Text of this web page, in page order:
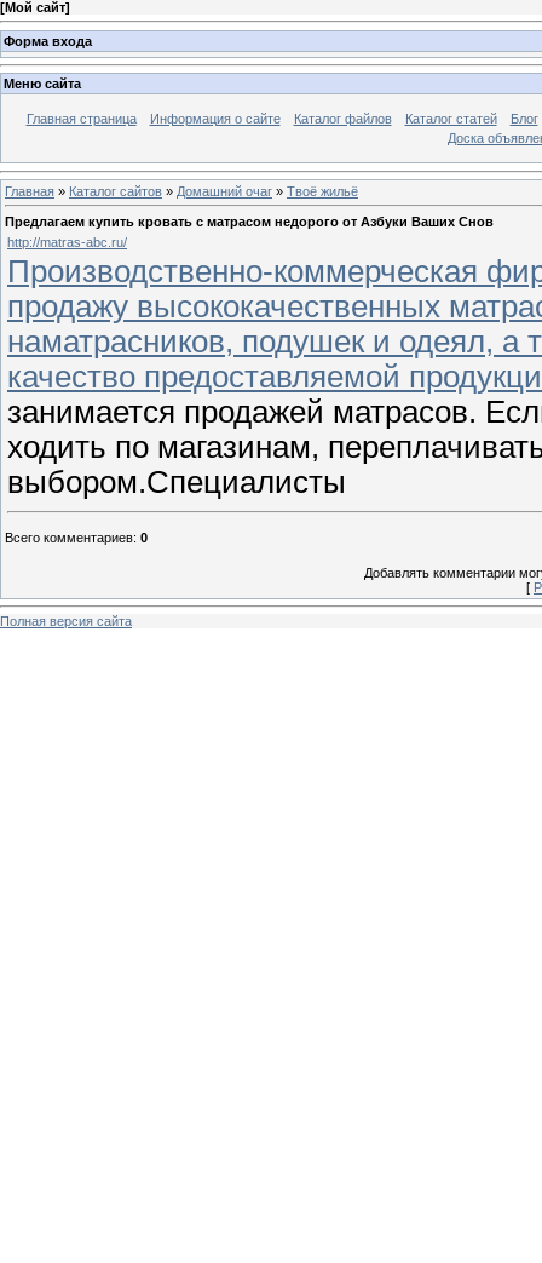
[Мой сайт]
Форма входа
Меню сайта
Главная страница Информация о сайте Каталог файлов Каталог статей
Блог
Доска
Главная » Каталог сайтов » Домашний очаг » Твоё жильё
Предлагаем купить кровать с матрасом недорого от Азбуки Ваших Снов
http://matras-abc.ru/
Производственно-коммерческая
продажу высококачественных
наматрасников, подушек и одеял,
качество предоставляемой
занимается продажей матрасов.
ходить по магазинам,
выбором.Специалисты
Всего комментариев: 0
Добавлять комментарии
[
Полная версия сайта